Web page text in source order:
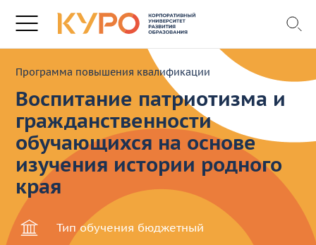
Программа повышения квалификации
Воспитание патриотизма и
гражданственности
обучающихся на основе
изучения истории родного
края
Тип обучения бюджетный